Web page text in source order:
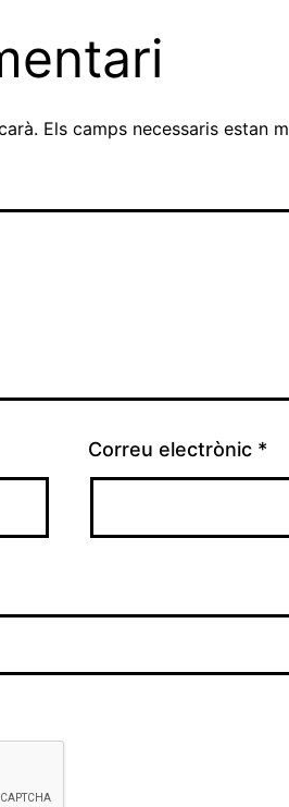
Els camps necessaris estan
Correu electrònic *